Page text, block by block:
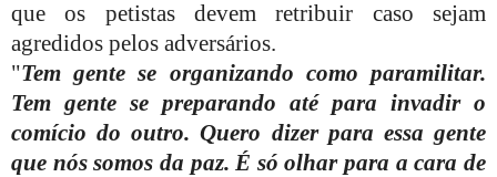
que os petistas devem retribuir caso sejam
agredidos pelos adversários.
"Tem gente se organizando como paramilitar.
Tem gente se preparando até para invadir o
comício do outro. Quero dizer para essa gente
que nós somos da paz. É só olhar para a cara de